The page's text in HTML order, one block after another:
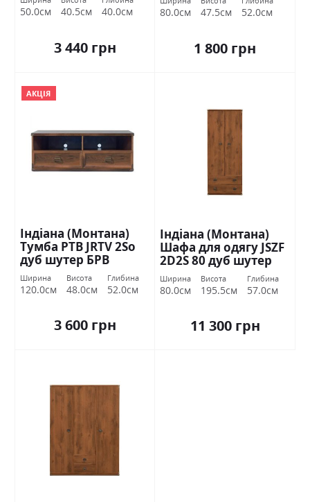
50.0см 40.5см 40.0см
3 440 грн
80.0см 47.5см 52.0см
1 800 грн
АКЦІЯ
Індіана (Монтана)
Тумба РТВ JRTV 2Sо
дуб шутер БРВ
Україна
Ширина
120.0см
Висота
48.0см
Глибина
52.0см
3 600 грн
Індіана (Монтана)
Шафа для одягу JSZF
2D2S 80 дуб шутер
БРВ Україна
Ширина
80.0см
Висота
195.5см
Глибина
57.0см
11 300 грн